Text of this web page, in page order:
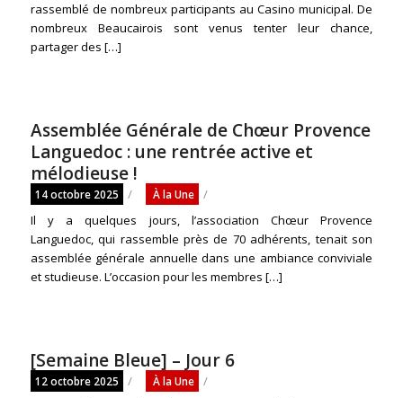
rassemblé de nombreux participants au Casino municipal. De
nombreux Beaucairois sont venus tenter leur chance,
partager des […]
Assemblée Générale de Chœur Provence
Languedoc : une rentrée active et
mélodieuse !
14 octobre 2025 / À la Une
/
Il y a quelques jours, l’association Chœur Provence
Languedoc, qui rassemble près de 70 adhérents, tenait son
assemblée générale annuelle dans une ambiance conviviale
et studieuse. L’occasion pour les membres […]
[Semaine Bleue] – Jour 6
12 octobre 2025 / À la Une
/